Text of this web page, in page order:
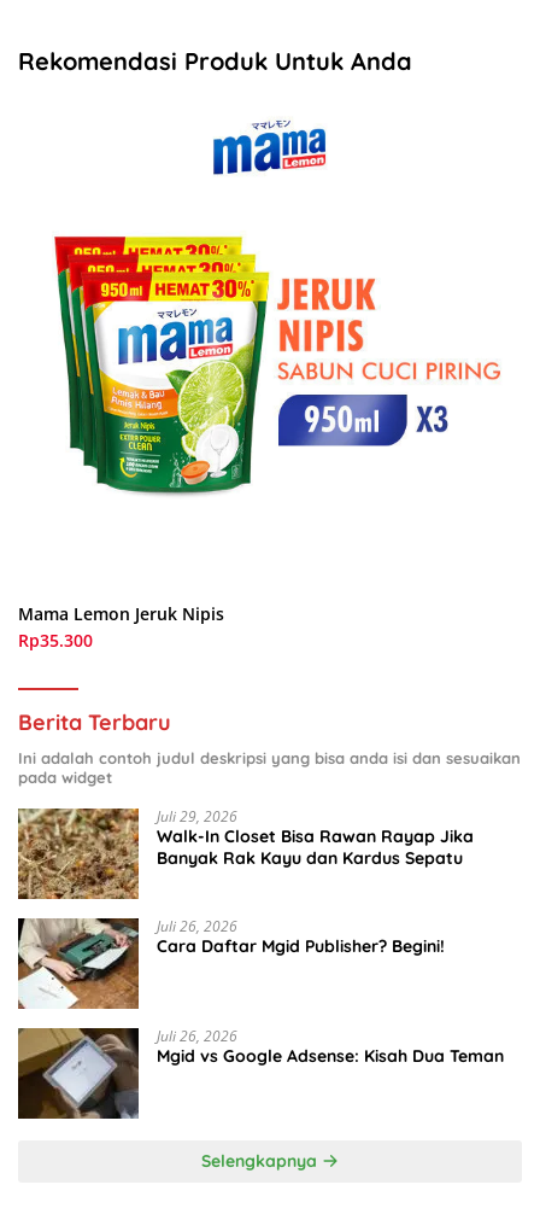
Rekomendasi Produk Untuk Anda
Mama Lemon Jeruk Nipis
Rp35.300
Berita Terbaru
Ini adalah contoh judul deskripsi yang bisa anda isi dan sesuaikan
pada widget
Juli 29, 2026
Walk-In Closet Bisa Rawan Rayap Jika
Banyak Rak Kayu dan Kardus Sepatu
Juli 26, 2026
Cara Daftar Mgid Publisher? Begini!
Juli 26, 2026
Mgid vs Google Adsense: Kisah Dua Teman
Selengkapnya